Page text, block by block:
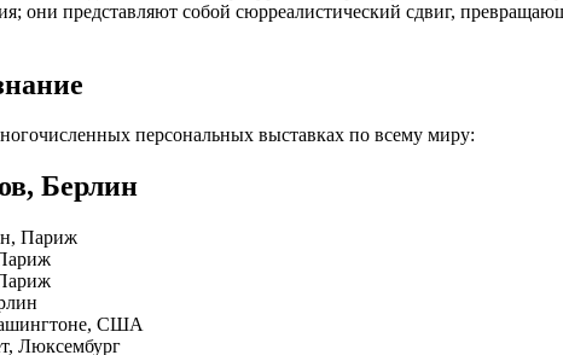
они представляют собой сюрреалистический сдвиг,
персональных выставках по всему миру:
Берлин
Париж
США
Люксембург